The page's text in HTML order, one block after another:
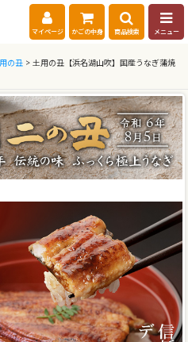
マイページ かごの中身 商品検索 メニュー
の丑 > 土用の丑【浜名湖山吹】国産うなぎ蒲焼